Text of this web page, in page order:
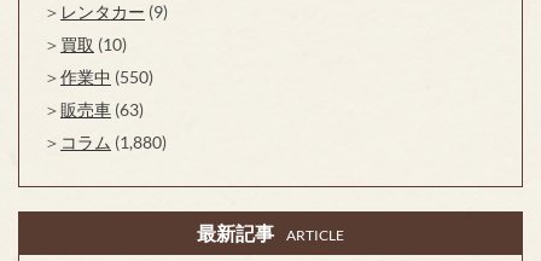
レンタカー (9)
買取 (10)
作業中 (550)
販売車 (63)
コラム (1,880)
最新記事 ARTICLE